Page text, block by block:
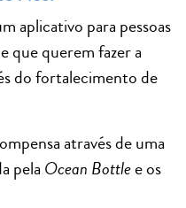
aplicativo para pessoas
que querem fazer a
do fortalecimento de
através de uma
pela Ocean Bottlee os